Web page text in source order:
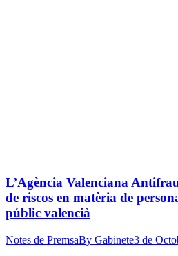
L’Agència Valenciana
de riscos en matèria de
públic valencià
Notes de PremsaBy Gabinete3 de